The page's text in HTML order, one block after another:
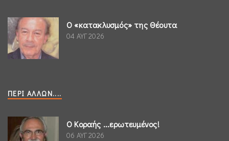
Ο «κατακλυσμός» της Θέουτα
04 ΑΥΓ 2026
ΠΕΡΊ ΆΛΛΩΝ....
Ο Κοραής ...ερωτευμένος!
06 ΑΥΓ 2026